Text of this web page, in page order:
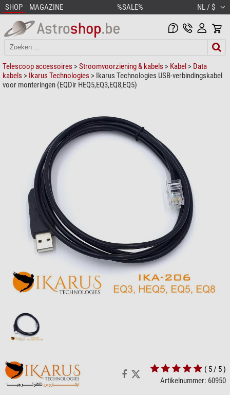
SHOP MAGAZINE %SALE% NL / $
Telescoop accessoires >Stroomvoorziening & kabels > Kabel > Data
kabels > Ikarus Technologies > Ikarus Technologies USB-verbindingskabel
voor monteringen (EQDir HEQ5,EQ3,EQ8,EQ5)
( 5 / 5 )
Artikelnummer: 60950